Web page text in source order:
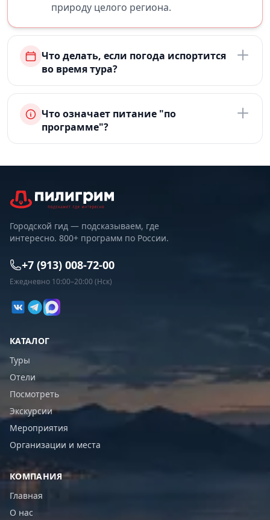
природу целого региона.
Что делать, если погода испортится
во время тура?
Что означает питание "по
программе"?
Городской гид — подсказываем, где
интересно. 800+ программ по России.
+7 (913) 008-72-00
Ежедневно 10:00–20:00 (Нск)
КАТАЛОГ
Туры
Отели
Посмотреть
Экскурсии
Мероприятия
Организации и места
КОМПАНИЯ
Главная
О нас